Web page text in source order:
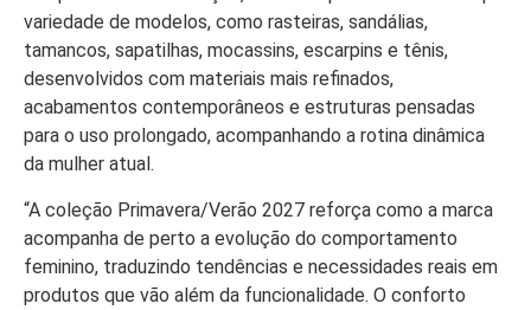
variedade de modelos, como rasteiras, sandálias,
tamancos, sapatilhas, mocassins, escarpins e tênis,
desenvolvidos com materiais mais refinados,
acabamentos contemporâneos e estruturas pensadas
para o uso prolongado, acompanhando a rotina dinâmica
da mulher atual.
“A coleção Primavera/Verão 2027 reforça como a marca
acompanha de perto a evolução do comportamento
feminino, traduzindo tendências e necessidades reais em
produtos que vão além da funcionalidade. O conforto